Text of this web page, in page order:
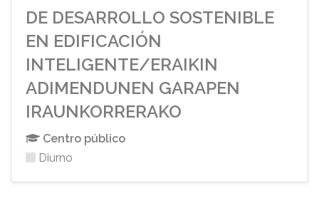
DE DESARROLLO SOSTENIBLE
EN EDIFICACIÓN
INTELIGENTE/ERAIKIN
ADIMENDUNEN GARAPEN
IRAUNKORRERAKO
Centro público
Diurno